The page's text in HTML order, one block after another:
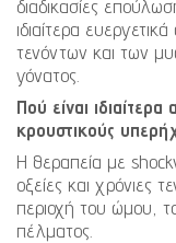
διαδικασίες
ιδιαίτερα
τενόντων και των
γόνατος.
Πού είναι
κρουστικούς
Η θεραπεία με
οξείες και χρόνιες
περιοχή του ώμου,
πέλματος.